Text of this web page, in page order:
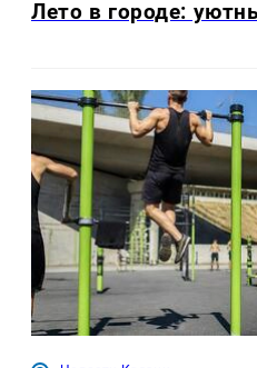
Лето в городе: